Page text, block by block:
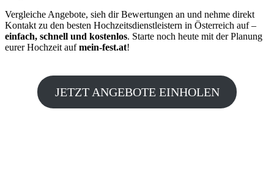
Vergleiche Angebote, sieh dir Bewertungen an und nehme direkt
Kontakt zu den besten Hochzeitsdienstleistern in Österreich auf –
einfach, schnell und kostenlos. Starte noch heute mit der Planung
eurer Hochzeit aufmein-fest.at!
JETZT ANGEBOTE EINHOLEN